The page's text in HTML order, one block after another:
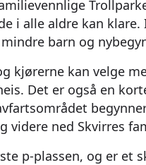
i alle aldre kan klare.
barn og
kjørerne kan velge
Det er også en
videre ned Skvirres
p-plassen, og er et